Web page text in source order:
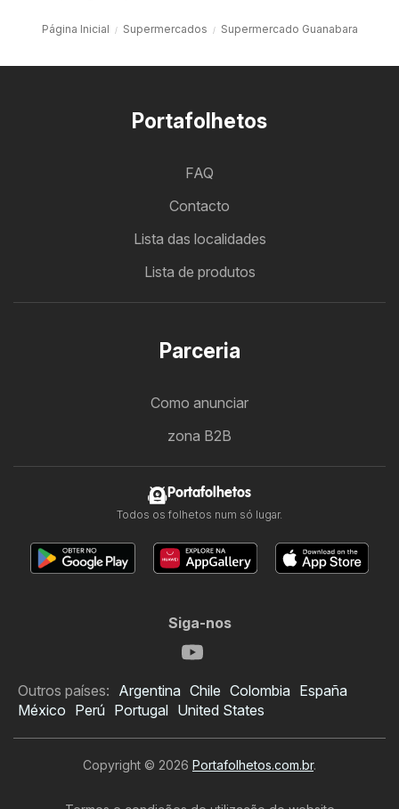
Página Inicial Supermercados Supermercado Guanabara
Portafolhetos
FAQ
Contacto
Lista das localidades
Lista de produtos
Parceria
Como anunciar
zona B2B
Portafolhetos
Todos os folhetos num só lugar.
Siga-nos
Outros países: Argentina Chile Colombia España
México Perú Portugal United States
Copyright © 2026 Portafolhetos.com.br.